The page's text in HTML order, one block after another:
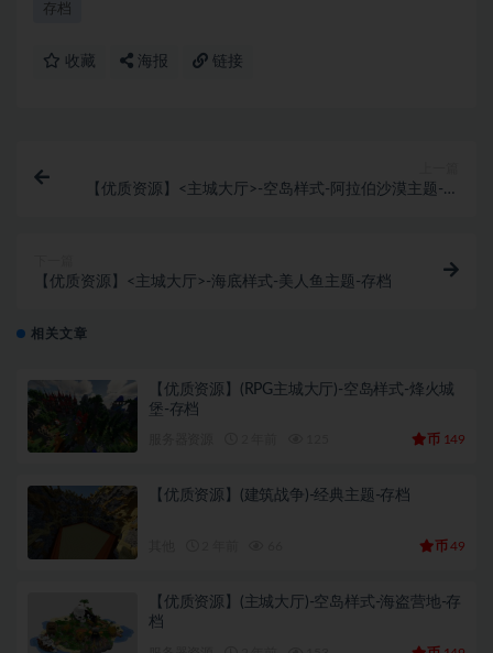
存档
收藏 海报 链接
【优质资源】<主城大厅>-空岛样式-阿拉伯沙漠主题-存
【优质资源】<主城大厅>-海底样式-美人鱼主题-存档
相关文章
【优质资源】(RPG主城大厅)-空岛样式-烽火城
堡-存档
币 149
【优质资源】(建筑战争)-经典主题-存档
币 49
【优质资源】(主城大厅)-空岛样式-海盗营地-存
档